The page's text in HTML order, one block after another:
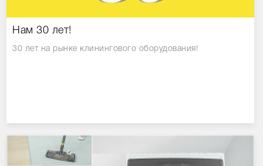
Нам 30 лет!
30 лет на рынке клинингового оборудования!